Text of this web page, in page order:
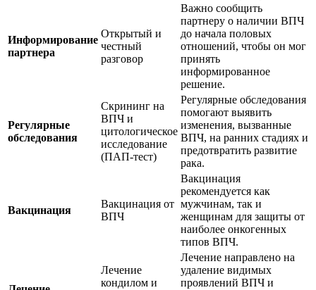
Информирование
партнера
Открытый и
честный
разговор
Важно сообщить
партнеру о наличии ВПЧ
до начала половых
отношений, чтобы он мог
принять
информированное
решение.
Регулярные
обследования
Скрининг на
ВПЧ и
цитологическое
исследование
(ПАП-тест)
Регулярные обследования
помогают выявить
изменения, вызванные
ВПЧ, на ранних стадиях и
предотвратить развитие
рака.
Вакцинация
Вакцинация от
ВПЧ
Вакцинация
рекомендуется как
мужчинам, так и
женщинам для защиты от
наиболее онкогенных
типов ВПЧ.
Лечение
кондилом и
Лечение направлено на
удаление видимых
проявлений ВПЧ и